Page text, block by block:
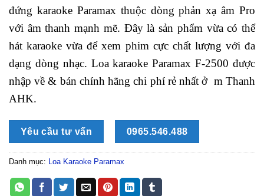
đứng karaoke Paramax thuộc dòng phản xạ âm Pro
với âm thanh mạnh mẽ. Đây là sản phẩm vừa có thể
hát karaoke vừa để xem phim cực chất lượng với đa
dạng dòng nhạc. Loa karaoke Paramax F-2500 được
nhập về & bán chính hãng chi phí rẻ nhất ở m Thanh
AHK.
Yêu cầu tư vấn 0965.546.488
Danh mục: Loa Karaoke Paramax